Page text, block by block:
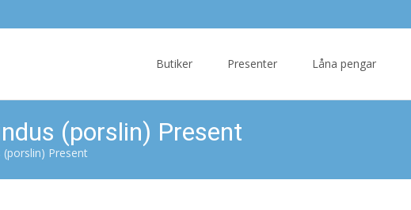
Butiker Presenter Låna pengar
(porslin) Present
Present